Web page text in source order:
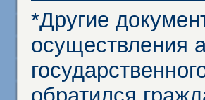
*Другие
осуществления